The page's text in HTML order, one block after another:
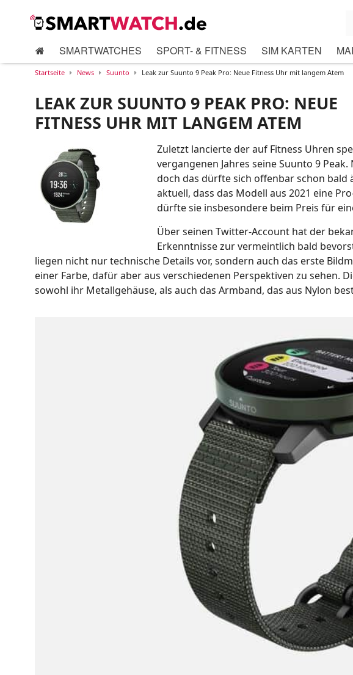
SMARTWATCHES SPORT- & FITNESS SIM KARTEN
Startseite News Suunto Leak zur Suunto 9 Peak Pro: Neue Fitness Uhr mit langem Atem
LEAK ZUR SUUNTO 9 PEAK PRO: NEUE
FITNESS UHR MIT LANGEM ATEM
Zuletzt lancierte der auf Fitness Uhren
vergangenen Jahres seine Suunto 9
doch das dürfte sich offenbar schon bald
aktuell, dass das Modell aus 2021 eine
dürfte sie insbesondere beim Preis für
Über seinen Twitter-Account hat der
Erkenntnisse zur vermeintlich bald
liegen nicht nur technische Details vor, sondern auch das erste
einer Farbe, dafür aber aus verschiedenen Perspektiven zu sehen.
sowohl ihr Metallgehäuse, als auch das Armband, das aus Nylon